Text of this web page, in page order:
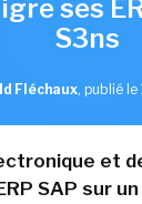
ses
S3ns
Fléchaux, publié le
et
SAP sur